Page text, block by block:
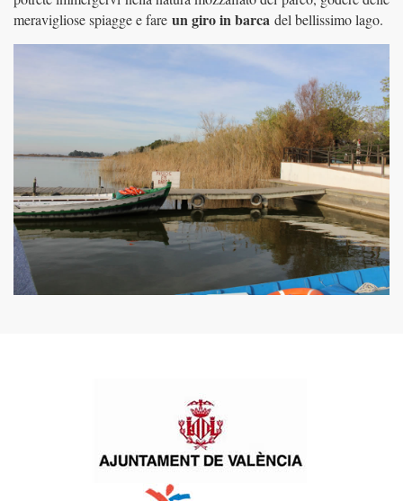
meravigliose spiagge e fare un giro in barca del bellissimo lago.